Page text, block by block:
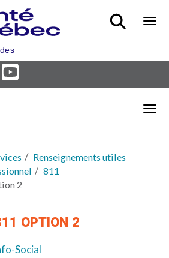
Renseignements utiles
811
2
OPTION 2
Social